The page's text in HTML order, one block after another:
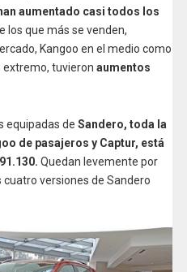
aumentado casi todos los
los que más se venden,
Kangoo en el medio como
extremo, tuvieron aumentos
equipadas de Sandero, toda la
de pasajeros y Captur, está
Quedan levemente por
cuatro versiones de Sandero